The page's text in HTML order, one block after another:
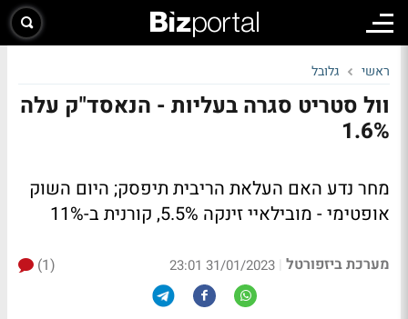
ראשי גלובל
וול סטריט סגרה בעליות - הנאסד"ק עלה
1.6%
מחר נדע האם העלאת הריבית תיפסק; היום השוק
אופטימי - מובילאיי זינקה 5.5%, קורנית ב-11%
מערכת ביזפורטל |
31/01/2023 23:01
(1)